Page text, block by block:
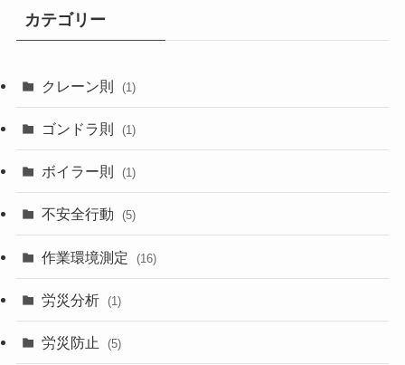
カテゴリー
クレーン則 (1)
ゴンドラ則 (1)
ボイラー則 (1)
不安全行動 (5)
作業環境測定 (16)
労災分析 (1)
労災防止 (5)